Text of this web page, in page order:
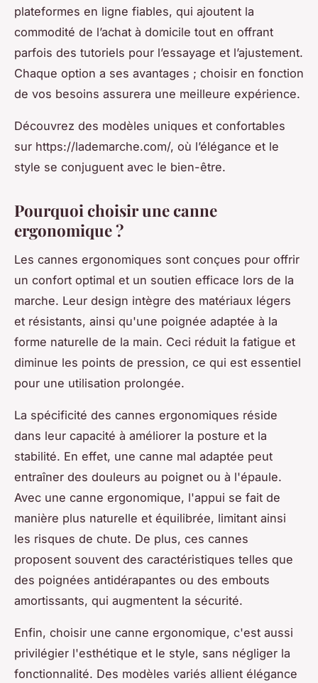
plateformes en ligne fiables, qui ajoutent la
commodité de l’achat à domicile tout en offrant
parfois des tutoriels pour l’essayage et l’ajustement.
Chaque option a ses avantages ; choisir en fonction
de vos besoins assurera une meilleure expérience.
Découvrez des modèles uniques et confortables
sur https://lademarche.com/, où l’élégance et le
style se conjuguent avec le bien-être.
Pourquoi choisir une canne
ergonomique ?
Les cannes ergonomiques sont conçues pour offrir
un confort optimal et un soutien efficace lors de la
marche. Leur design intègre des matériaux légers
et résistants, ainsi qu'une poignée adaptée à la
forme naturelle de la main. Ceci réduit la fatigue et
diminue les points de pression, ce qui est essentiel
pour une utilisation prolongée.
La spécificité des cannes ergonomiques réside
dans leur capacité à améliorer la posture et la
stabilité. En effet, une canne mal adaptée peut
entraîner des douleurs au poignet ou à l'épaule.
Avec une canne ergonomique, l'appui se fait de
manière plus naturelle et équilibrée, limitant ainsi
les risques de chute. De plus, ces cannes
proposent souvent des caractéristiques telles que
des poignées antidérapantes ou des embouts
amortissants, qui augmentent la sécurité.
Enfin, choisir une canne ergonomique, c'est aussi
privilégier l'esthétique et le style, sans négliger la
fonctionnalité. Des modèles variés allient élégance